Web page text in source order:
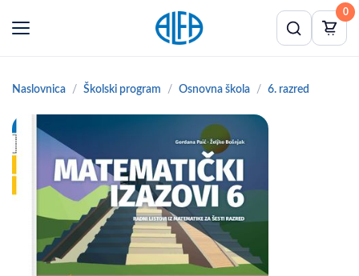
0
Naslovnica Školski program Osnovna škola 6. razred